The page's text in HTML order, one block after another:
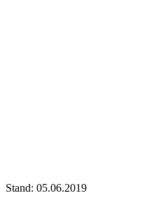
Stand: 05.06.2019